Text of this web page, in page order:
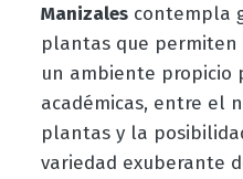
Manizalescontempla
plantas que permiten
un ambiente propicio
académicas, entre el
plantas y la
variedad exuberante